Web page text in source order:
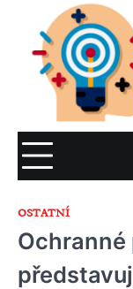
content
OSTATNÍ